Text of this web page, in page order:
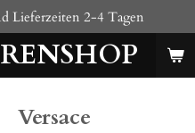
Lieferzeiten 2-4 Tagen
Versace